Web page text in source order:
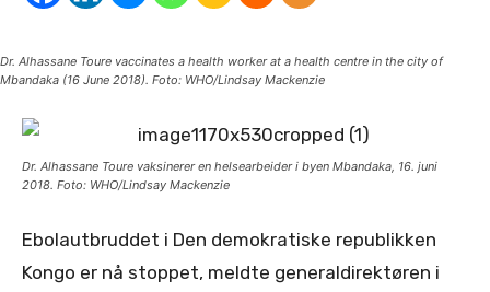
Dr. Alhassane Toure vaccinates a health worker at a health centre in the city of
Mbandaka (16 June 2018). Foto: WHO/Lindsay Mackenzie
Dr. Alhassane Toure vaksinerer en helsearbeider i byen Mbandaka, 16. juni
2018. Foto: WHO/Lindsay Mackenzie
Ebolautbruddet i Den demokratiske republikken
Kongo er nå stoppet, meldte generaldirektøren i